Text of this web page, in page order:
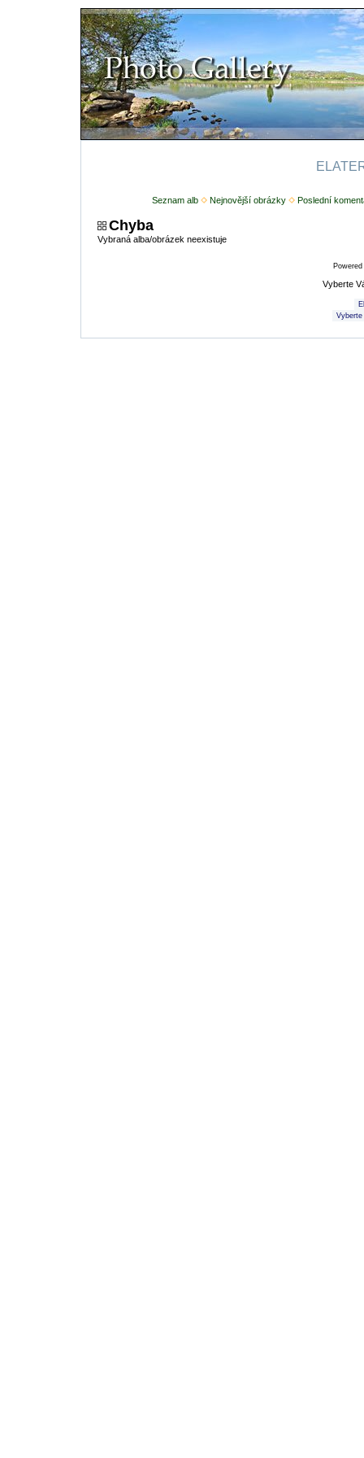
Seznam alb Nejnovější obrázky Poslední
Chyba
Vybraná alba/obrázek neexistuje
Vyberte